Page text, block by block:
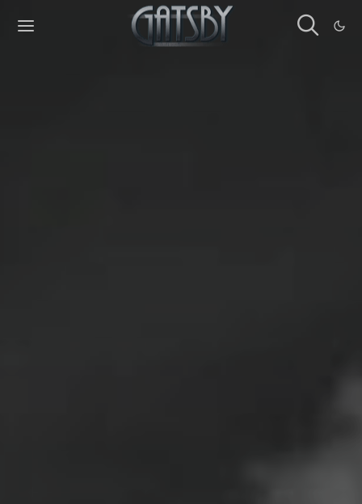
Cookies management panel